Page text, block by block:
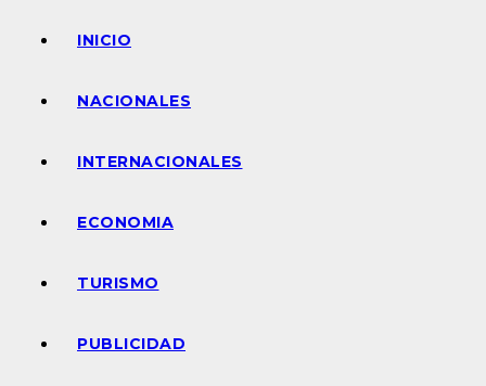
INICIO
NACIONALES
INTERNACIONALES
ECONOMIA
TURISMO
PUBLICIDAD